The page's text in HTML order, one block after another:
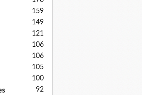
159
149
121
106
106
105
100
92